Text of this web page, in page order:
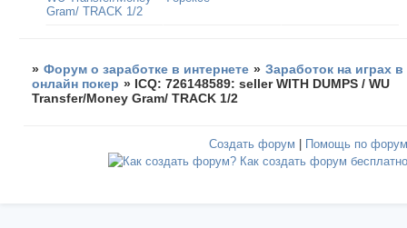
Gram/ TRACK 1/2
» Форум о заработке в интернете » Заработок на играх в
онлайн покер » ICQ: 726148589: seller WITH DUMPS / WU
Transfer/Money Gram/ TRACK 1/2
Создать форум | Помощь по